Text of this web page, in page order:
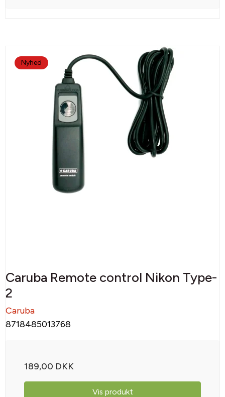
Nyhed
Caruba Remote control Nikon Type-
2
Caruba
8718485013768
189,00 DKK
Vis produkt